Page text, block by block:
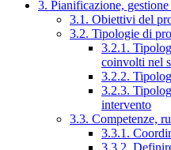
3. Pianificazione, gestione
3.1. Obiettivi del
3.2. Tipologie di
3.2.1.
coinvolti nel
3.2.2.
3.2.3.
intervento
3.3. Competenze,
3.3.1.
3.3.2.